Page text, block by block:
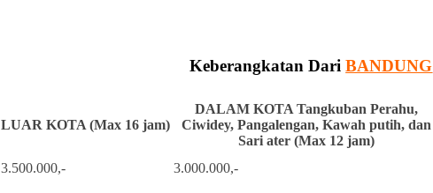
Keberangkatan Dari BANDUNG
LUAR KOTA (Max 16 jam)
DALAM KOTA Tangkuban Perahu,
Ciwidey, Pangalengan, Kawah putih, dan
Sari ater (Max 12 jam)
3.500.000,- 3.000.000,-